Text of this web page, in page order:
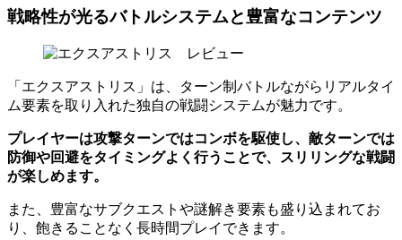
戦略性が光るバトルシステムと豊富なコンテンツ
「エクスアストリス」は、ターン制バトルながらリアルタイ
ム要素を取り入れた独自の戦闘システムが魅力です。
プレイヤーは攻撃ターンではコンボを駆使し、敵ターンでは
防御や回避をタイミングよく行うことで、スリリングな戦闘
が楽しめます。
また、豊富なサブクエストや謎解き要素も盛り込まれてお
り、飽きることなく長時間プレイできます。